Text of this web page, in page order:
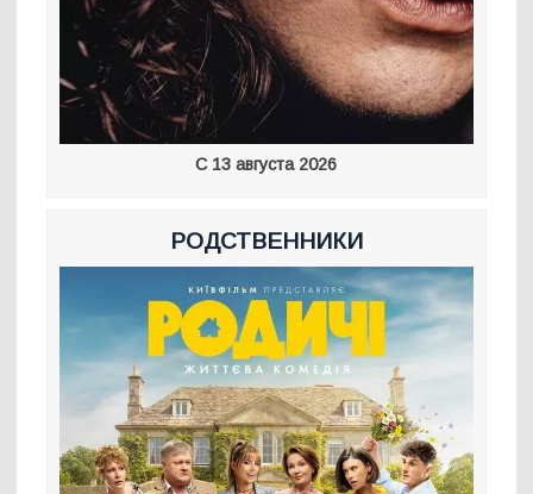
С 13 августа 2026
РОДСТВЕННИКИ